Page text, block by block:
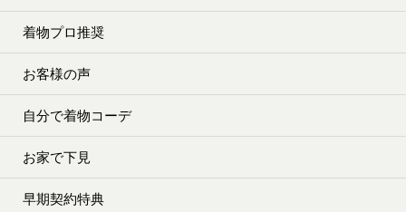
着物プロ推奨
お客様の声
自分で着物コーデ
お家で下見
早期契約特典